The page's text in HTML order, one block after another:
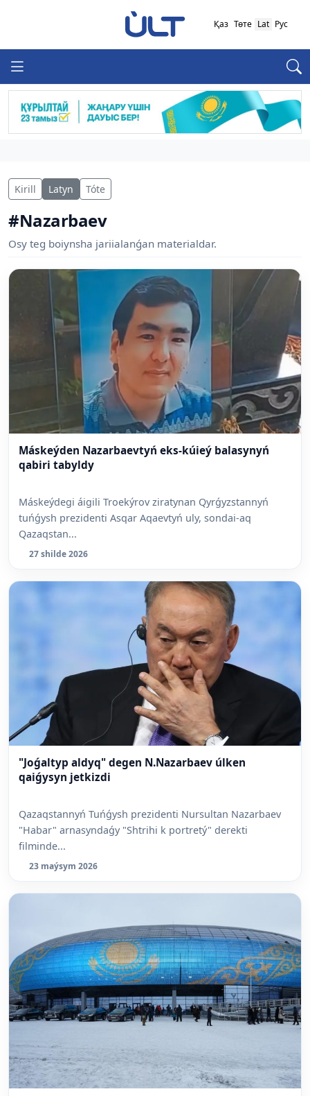
Қаз Төте Lat Рус
Kirill Latyn Tóte
#Nazarbaev
Osy teg boiynsha jariialanǵan materialdar.
Máskeýden Nazarbaevtyń eks-kúieý balasynyń
qabiri tabyldy
Máskeýdegi áigili Troekýrov ziratynan Qyrǵyzstannyń
tuńǵysh prezidenti Asqar Aqaevtyń uly, sondai-aq
Qazaqstan...
27 shilde 2026
"Joǵaltyp aldyq" degen N.Nazarbaev úlken
qaiǵysyn jetkizdi
Qazaqstannyń Tuńǵysh prezidenti Nursultan Nazarbaev
"Habar" arnasyndaǵy "Shtrihi k portretý" derekti
filminde...
23 maýsym 2026